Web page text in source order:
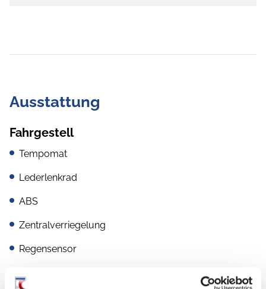
Ausstattung
Fahrgestell
Tempomat
Lederlenkrad
ABS
Zentralverriegelung
Regensensor